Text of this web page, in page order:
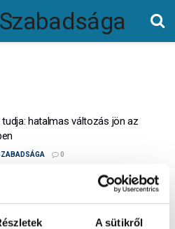
A sütikről
tudja: hatalmas változás jön az
0
a kisvállalkozásod? Ezek a 2026-
és hitellehetőségek kisvállalkozások